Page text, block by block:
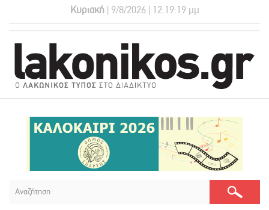
Κυριακή | 9/8/2026 | 12:19:19 μμ